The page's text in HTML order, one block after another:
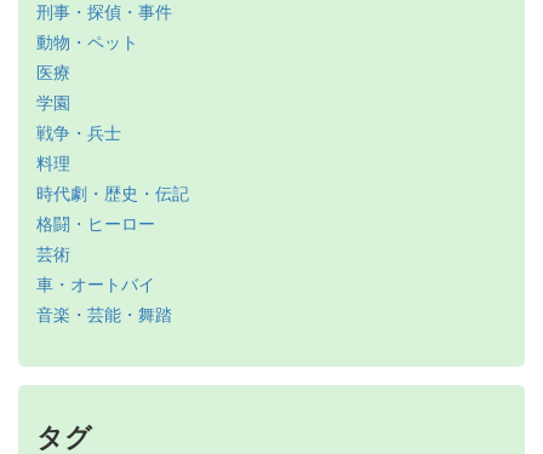
刑事・探偵・事件
動物・ペット
医療
学園
戦争・兵士
料理
時代劇・歴史・伝記
格闘・ヒーロー
芸術
車・オートバイ
音楽・芸能・舞踏
タグ